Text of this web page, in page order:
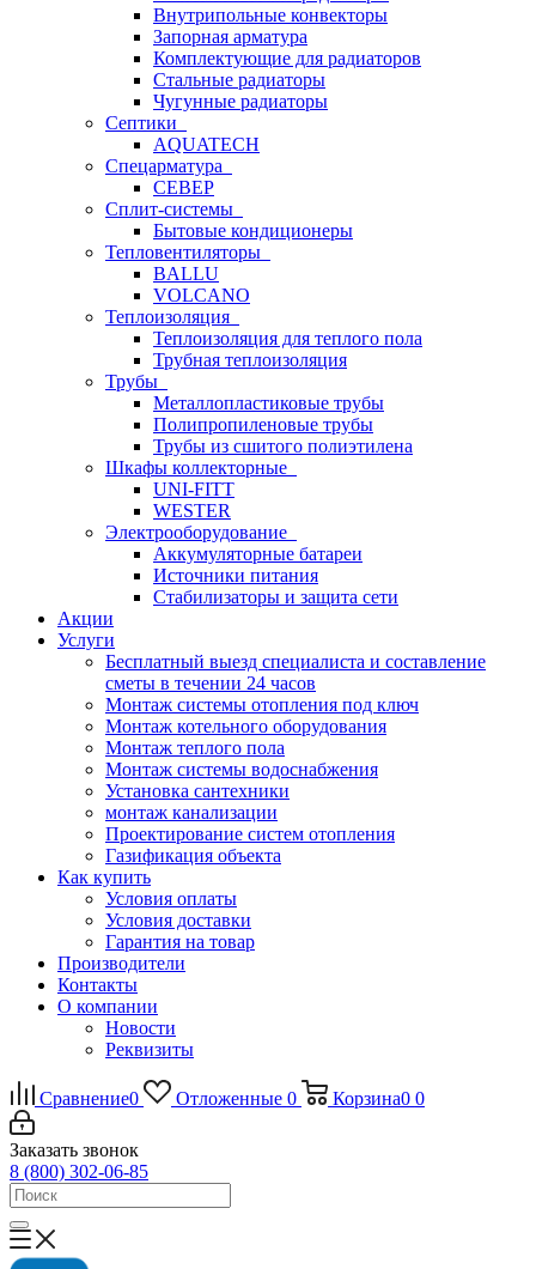
Внутрипольные конвекторы
Запорная арматура
Комплектующие для радиаторов
Стальные радиаторы
Чугунные радиаторы
Септики
AQUATECH
Спецарматура
СЕВЕР
Сплит-системы
Бытовые кондиционеры
Тепловентиляторы
BALLU
VOLCANO
Теплоизоляция
Теплоизоляция для теплого пола
Трубная теплоизоляция
Трубы
Металлопластиковые трубы
Полипропиленовые трубы
Трубы из сшитого полиэтилена
Шкафы коллекторные
UNI-FITT
WESTER
Электрооборудование
Аккумуляторные батареи
Источники питания
Стабилизаторы и защита сети
Акции
Услуги
Бесплатный выезд специалиста и составление
сметы в течении 24 часов
Монтаж системы отопления под ключ
Монтаж котельного оборудования
Монтаж теплого пола
Монтаж системы водоснабжения
Установка сантехники
монтаж канализации
Проектирование систем отопления
Газификация объекта
Как купить
Условия оплаты
Условия доставки
Гарантия на товар
Производители
Контакты
О компании
Новости
Реквизиты
Сравнение0 Отложенные 0 Корзина0 0
Заказать звонок
8 (800) 302-06-85